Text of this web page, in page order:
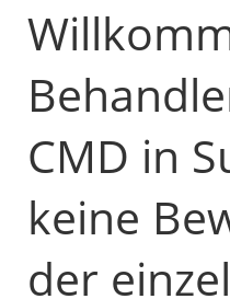
CMD in
keine
der